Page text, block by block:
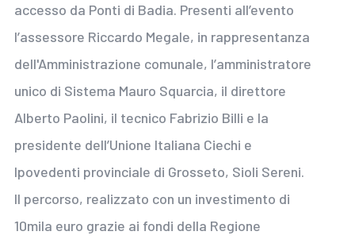
accesso da Ponti di Badia. Presenti all’evento
l’assessore Riccardo Megale, in rappresentanza
dell'Amministrazione comunale, l’amministratore
unico di Sistema Mauro Squarcia, il direttore
Alberto Paolini, il tecnico Fabrizio Billi e la
presidente dell’Unione Italiana Ciechi e
Ipovedenti provinciale di Grosseto, Sioli Sereni.
Il percorso, realizzato con un investimento di
10mila euro grazie ai fondi della Regione